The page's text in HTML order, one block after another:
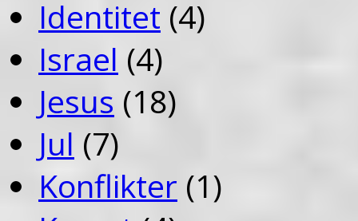
Identitet (4)
Israel (4)
Jesus (18)
Jul (7)
Konflikter (1)